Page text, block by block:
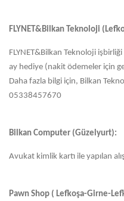
FLYNET&Bilkan Teknoloji
FLYNET&Bilkan Teknoloji
ay hediye (nakit ödemeler için
Daha fazla bilgi için, Bilkan
05338457670
Bilkan Computer (Güzelyurt):
Avukat kimlik kartı ile yapılan
Pawn Shop ( Lefkoşa-Girne-